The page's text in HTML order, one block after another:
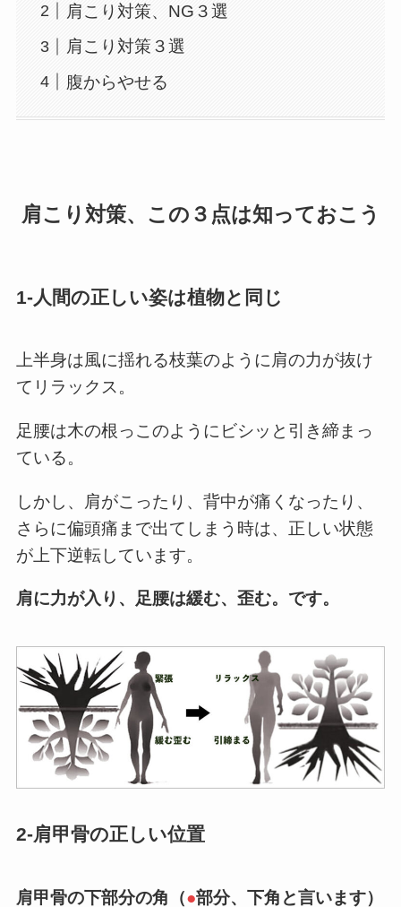
肩こり対策、NG３選
肩こり対策３選
腹からやせる
肩こり対策、この３点は知っておこう
1-人間の正しい姿は植物と同じ
上半身は風に揺れる枝葉のように肩の力が抜け
てリラックス。
足腰は木の根っこのようにビシッと引き締まっ
ている。
しかし、肩がこったり、背中が痛くなったり、
さらに偏頭痛まで出てしまう時は、正しい状態
が上下逆転しています。
肩に力が入り、足腰は緩む、歪む。です。
2-肩甲骨の正しい位置
肩甲骨の下部分の角（●部分、下角と言います）